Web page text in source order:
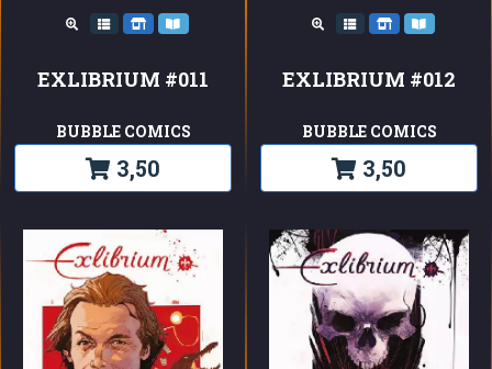
EXLIBRIUM #011
BUBBLE COMICS
3,50
EXLIBRIUM #012
BUBBLE COMICS
3,50